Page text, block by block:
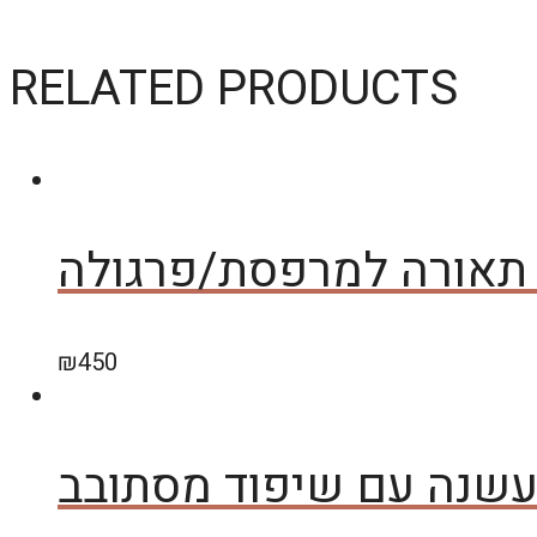
RELATED PRODUCTS
תאורה למרפסת/פרגולה
₪450
עם שיפוד מסתובב